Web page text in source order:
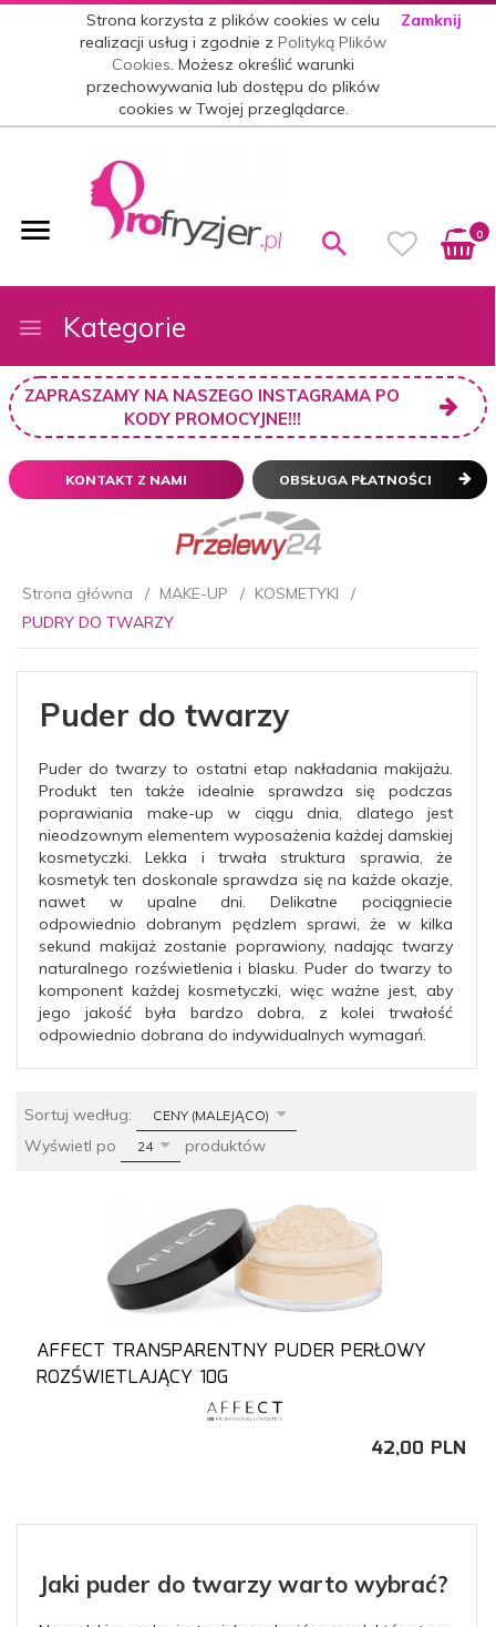
Strona korzysta z plików cookies w celu
realizacji usług i zgodnie zPolityką Plików
Cookies. Możesz określić warunki
przechowywania lub dostępu do plików
cookies w Twojej przeglądarce.
Zamknij
0
Kategorie
ZAPRASZAMY NA NASZEGO INSTAGRAMA PO
KODY PROMOCYJNE!!!
KONTAKT Z NAMI OBSŁUGA PŁATNOŚCI
Strona główna MAKE-UP
KOSMETYKI
PUDRY DO TWARZY
Puder do twarzy
Puder do twarzy to ostatni etap nakładania makijażu.
Produkt ten także idealnie sprawdza się podczas
poprawiania make-up w ciągu dnia, dlatego jest
nieodzownym elementem wyposażenia każdej damskiej
kosmetyczki. Lekka i trwała struktura sprawia, że
kosmetyk ten doskonale sprawdza się na każde okazje,
nawet w upalne dni. Delikatne pociągniecie
odpowiednio dobranym pędzlem sprawi, że w kilka
sekund makijaż zostanie poprawiony, nadając twarzy
naturalnego rozświetlenia i blasku. Puder do twarzy to
komponent każdej kosmetyczki, więc ważne jest, aby
jego jakość była bardzo dobra, z kolei trwałość
odpowiednio dobrana do indywidualnych wymagań.
Sortuj według: sortCENY (MALEJĄCO)
Wyświetl po pop
24 produktów
AFFECT TRANSPARENTNY PUDER PERŁOWY
ROZŚWIETLAJĄCY 10G
42,00 PLN
Jaki puder do twarzy warto wybrać?